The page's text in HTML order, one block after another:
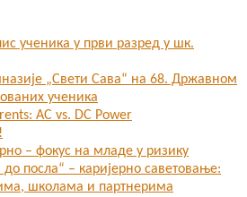
ученика у први разред у шк.
„Свети Сава“ на 68. Државном
ученика
AC vs. DC Power
– фокус на младе у ризику
посла“ – каријерно саветовање:
школама и партнерима